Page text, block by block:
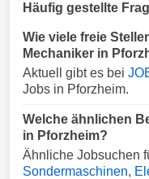
Häufig gestellte
Wie viele freie
Mechaniker in
Aktuell gibt es bei
Jobs in Pforzheim.
Welche ähnlichen
in Pforzheim?
Ähnliche Jobsuchen
Sondermaschinen,